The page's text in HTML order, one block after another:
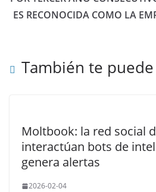
ES RECONOCIDA COMO LA
También te
Moltbook: la red social
interactúan bots de
genera alertas
2026-02-04